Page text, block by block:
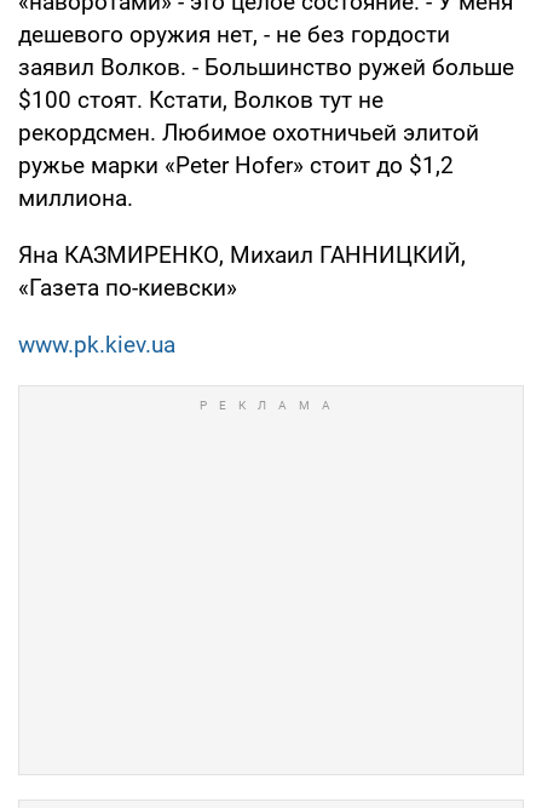
дешевого оружия нет, - не без гордости
заявил Волков. - Большинство ружей больше
$100 стоят. Кстати, Волков тут не
рекордсмен. Любимое охотничьей элитой
ружье марки «Peter Hofer» стоит до $1,2
миллиона.
Яна КАЗМИРЕНКО, Михаил ГАННИЦКИЙ,
«Газета по-киевски»
www.pk.kiev.ua